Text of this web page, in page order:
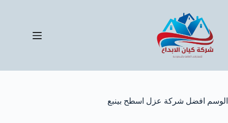
المحتوى
الوسم افضل شركة عزل اسطح بينبع